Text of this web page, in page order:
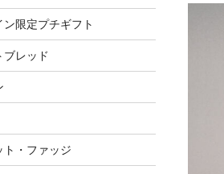
ズのお菓子が買えるショップ
Cottage Apartment No.3
ン限定プチギフト
ブレッド
ト・ファッジ